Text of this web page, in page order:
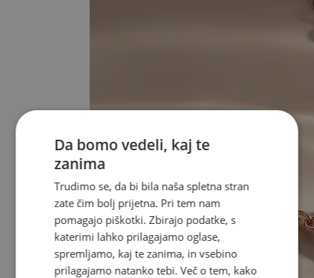
Da bomo vedeli, kaj te
zanima
Trudimo se, da bi bila naša spletna stran
zate čim bolj prijetna. Pri tem nam
pomagajo piškotki. Zbirajo podatke, s
katerimi lahko prilagajamo oglase,
spremljamo, kaj te zanima, in vsebino
prilagajamo natanko tebi. Več o tem, kako